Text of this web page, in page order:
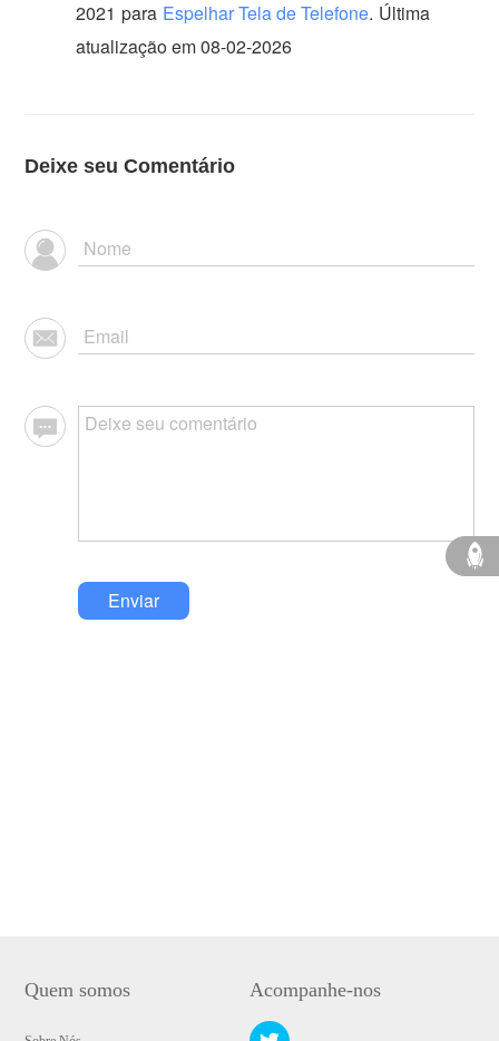
2021 para Espelhar Tela de Telefone. Última
atualização em 08-02-2026
Deixe seu Comentário
Enviar
Quem somos Acompanhe-nos